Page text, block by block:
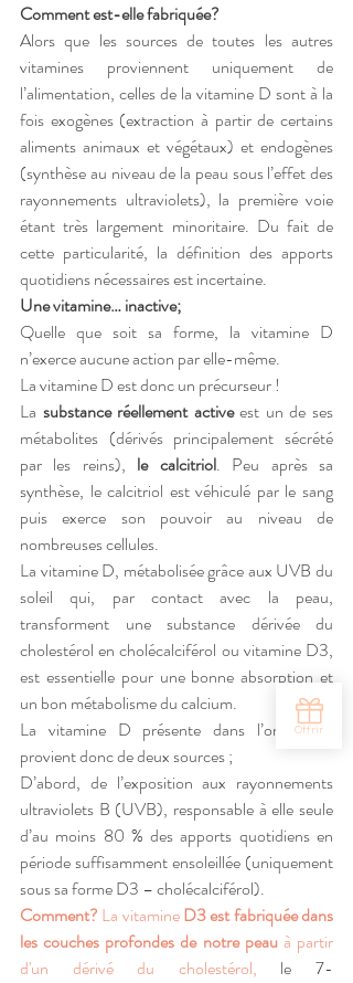
Comment est-elle fabriquée?
Alors que les sources de toutes les autres
vitamines proviennent uniquement de
l’alimentation, celles de la vitamine D sont à la
fois exogènes (extraction à partir de certains
aliments animaux et végétaux) et endogènes
(synthèse au niveau de la peau sous l’effet des
rayonnements ultraviolets), la première voie
étant très largement minoritaire. Du fait de
cette particularité, la définition des apports
quotidiens nécessaires est incertaine.
Une vitamine… inactive;
Quelle que soit sa forme, la vitamine D
n’exerce aucune action par elle-même.
La vitamine D est donc un précurseur !
La substance réellement active est un de ses
métabolites (dérivés principalement sécrété
par les reins), le calcitriol. Peu après sa
synthèse, le calcitriol est véhiculé par le sang
puis exerce son pouvoir au niveau de
nombreuses cellules.
La vitamine D, métabolisée grâce aux UVB du
soleil qui, par contact avec la peau,
transforment une substance dérivée du
cholestérol en cholécalciférol ou vitamine D3,
est essentielle pour une bonne absorption et
un bon métabolisme du calcium.
La vitamine D présente dans l’organisme
provient donc de deux sources ;
D’abord, de l’exposition aux rayonnements
ultraviolets B (UVB), responsable à elle seule
d’au moins 80 % des apports quotidiens en
période suffisamment ensoleillée (uniquement
sous sa forme D3 – cholécalciférol).
Comment? La vitamine D3 est fabriquée dans
les couches profondes de notre peau à partir
d'un dérivé du cholestérol, le 7-